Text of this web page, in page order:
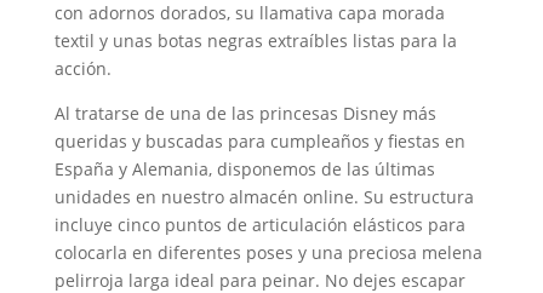
con adornos dorados, su llamativa capa morada
textil y unas botas negras extraíbles listas para la
acción.
Al tratarse de una de las princesas Disney más
queridas y buscadas para cumpleaños y fiestas en
España y Alemania, disponemos de las últimas
unidades en nuestro almacén online. Su estructura
incluye cinco puntos de articulación elásticos para
colocarla en diferentes poses y una preciosa melena
pelirroja larga ideal para peinar. No dejes escapar